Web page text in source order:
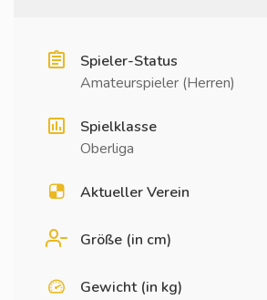
Spieler-Status
Amateurspieler (Herren)
Spielklasse
Oberliga
Aktueller Verein
Größe (in cm)
Gewicht (in kg)